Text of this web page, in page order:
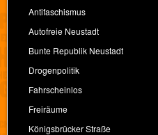
Antifaschismus
Autofreie Neustadt
Bunte Republik Neustadt
Drogenpolitik
Fahrscheinlos
Freiräume
Königsbrücker Straße